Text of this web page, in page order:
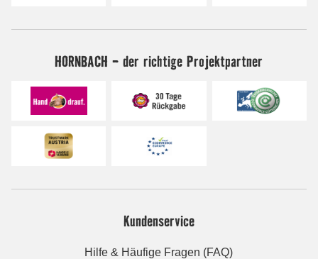
HORNBACH - der richtige Projektpartner
Kundenservice
Hilfe & Häufige Fragen (FAQ)